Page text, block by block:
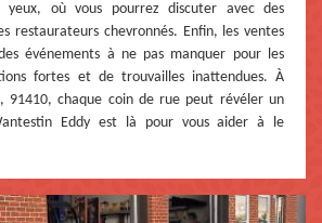
yeux, où vous pourrez discuter avec des
restaurateurs chevronnés. Enfin, les ventes
événements à ne pas manquer pour les
fortes et de trouvailles inattendues. À
91410, chaque coin de rue peut révéler un
Eddy est là pour vous aider à le